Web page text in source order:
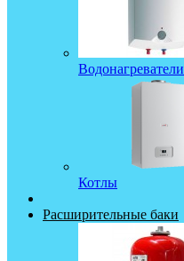
Водонагреватели
Котлы
Расширительные баки